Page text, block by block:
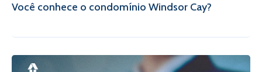
Você conhece o condomínio Windsor Cay?